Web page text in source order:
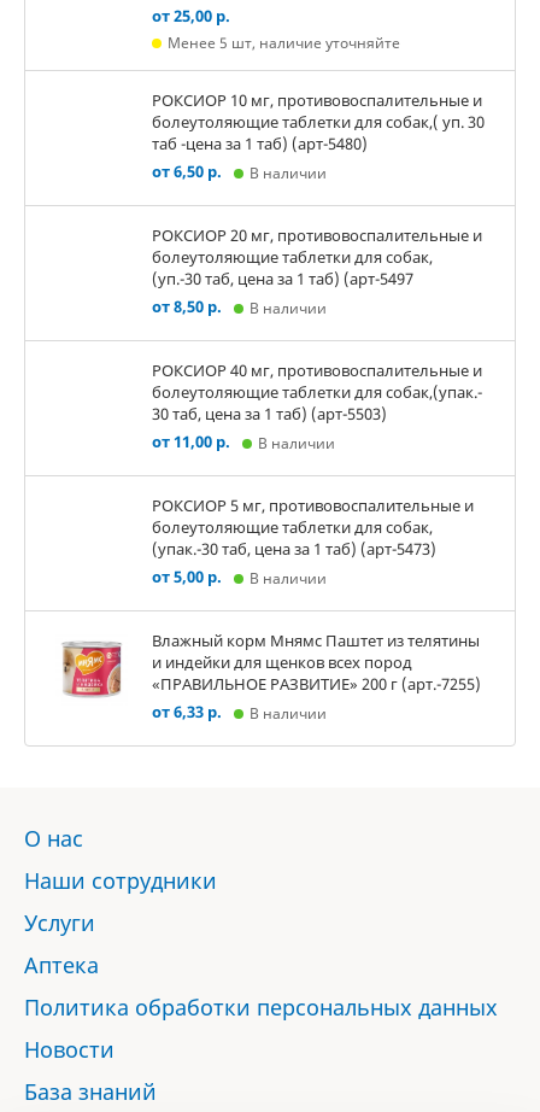
от 25,00 р.
Менее 5 шт, наличие уточняйте
РОКСИОР 10 мг, противовоспалительные и
болеутоляющие таблетки для собак,( уп. 30
таб -цена за 1 таб) (арт-5480)
от 6,50 р.
В наличии
РОКСИОР 20 мг, противовоспалительные и
болеутоляющие таблетки для собак,
(уп.-30 таб, цена за 1 таб) (арт-5497
от 8,50 р.
В наличии
РОКСИОР 40 мг, противовоспалительные и
болеутоляющие таблетки для собак,(упак.-
30 таб, цена за 1 таб) (арт-5503)
от 11,00 р.
В наличии
РОКСИОР 5 мг, противовоспалительные и
болеутоляющие таблетки для собак,
(упак.-30 таб, цена за 1 таб) (арт-5473)
от 5,00 р.
В наличии
Влажный корм Мнямс Паштет из телятины
и индейки для щенков всех пород
«ПРАВИЛЬНОЕ РАЗВИТИЕ» 200 г (арт.-7255)
от 6,33 р.
В наличии
О нас
Наши сотрудники
Услуги
Аптека
Политика обработки персональных данных
Новости
База знаний